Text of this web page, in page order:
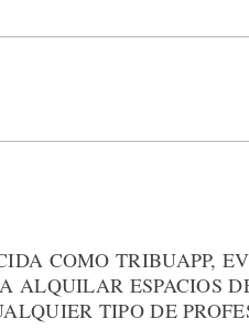
COMO TRIBUAPP,
ALQUILAR ESPACIOS
TIPO DE